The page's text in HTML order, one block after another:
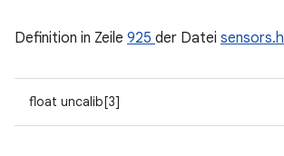
Definition in Zeile 925 der Datei sensors.h
float uncalib[3]